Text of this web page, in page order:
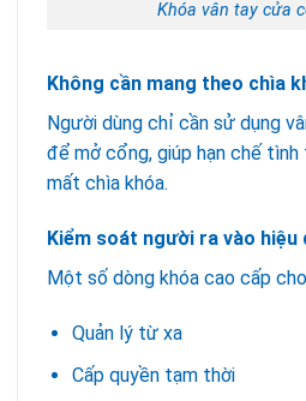
Khóa vân tay cửa
Không cần mang theo chìa
Người dùng chỉ cần sử dụng
để mở cổng, giúp hạn chế tình
mất chìa khóa.
Kiểm soát người ra vào hiệu
Một số dòng khóa cao cấp
Quản lý từ xa
Cấp quyền tạm thời